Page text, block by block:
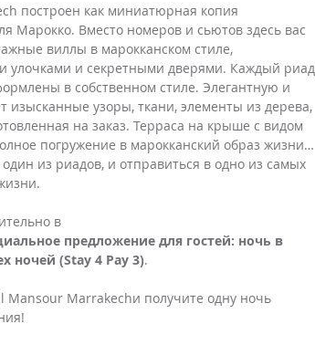
построен как миниатюрная копия
Марокко. Вместо номеров и сьютов здесь вас
виллы в марокканском стиле,
улочками и секретными дверями. Каждый риад
в собственном стиле. Элегантную и
узоры, ткани, элементы из дерева,
на заказ. Терраса на крыше с видом
погружение в марокканский образ жизни…
из риадов, и отправиться в одно из самых
в
предложение для гостей: ночь в
(Stay 4 Pay 3).
Mansour Marrakechи получите одну ночь